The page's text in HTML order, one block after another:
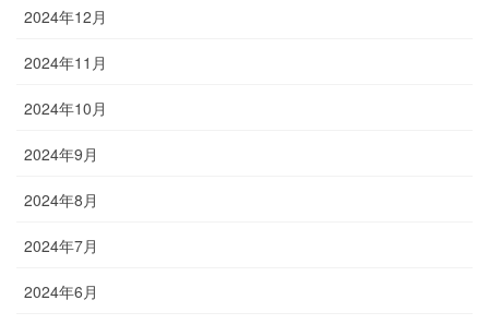
2024年12月
2024年11月
2024年10月
2024年9月
2024年8月
2024年7月
2024年6月